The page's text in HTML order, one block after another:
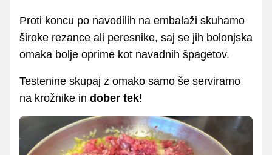
Proti koncu po navodilih na embalaži skuhamo
široke rezance ali peresnike, saj se jih bolonjska
omaka bolje oprime kot navadnih špagetov.
Testenine skupaj z omako samo še serviramo
na krožnike in dober tek!
FOTO: okusno.je